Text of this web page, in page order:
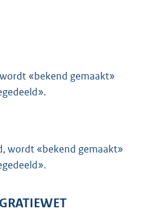
«bekend gemaakt»
wordt «bekend gemaakt»